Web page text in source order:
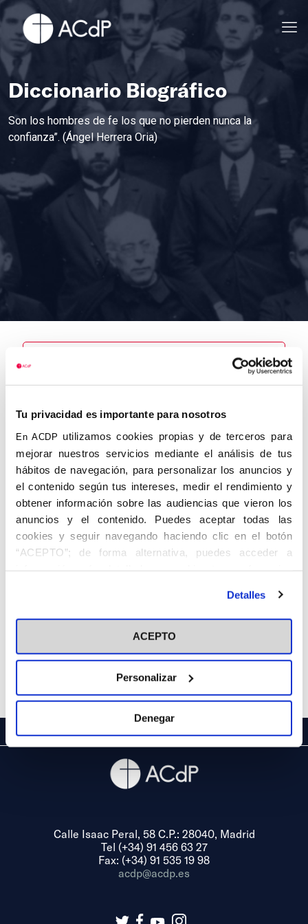
Tu privacidad es importante para nosotros
En ACDP utilizamos cookies propias y de terceros para
mejorar nuestros servicios mediante el análisis de tus
hábitos de navegación, para personalizar los anuncios y
el contenido según tus intereses, medir el rendimiento y
obtener información sobre las audiencias que vieron los
anuncios y el contenido. Puedes aceptar todas las
cookies y seguir navegando haciendo clic en el botón
“ACEPTO”; de forma alternativa, puedes acceder a
información más detallada y cambiar tus preferencias
en el botón "Personalizar". Para más información puedes
visitar nuestra Política de Cookies
Detalles
ACEPTO
Personalizar
Denegar
Diccionario Biográfico
Son los hombres de fe los que no pierden nunca la
confianza”. (Ángel Herrera Oria)
Ruiz del
Busto, José
Manuel
Autor
Centro de
adscripción
Gijón
Fecha de
nacimiento
01/01/1898
Lugar de
Fecha de
defunción
Lugar de
defunción
Calle Isaac Peral, 58 C.P.: 28040, Madrid
Tel (+34) 91 456 63 27
Fax: (+34) 91 535 19 98
acdp@acdp.es